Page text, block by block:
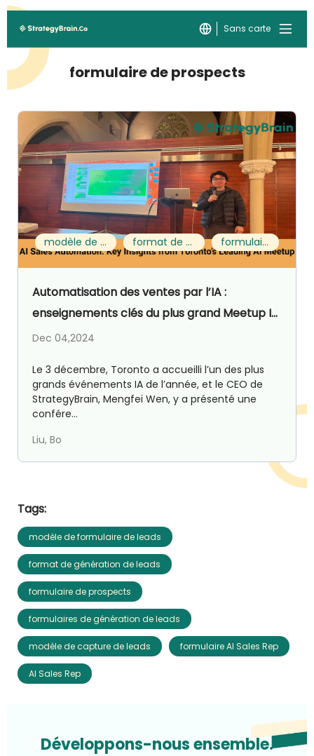
Sans carte
formulaire de prospects
modèle de formulaire de leads format de génération de leads formulaire de prospects
Automatisation des ventes par l’IA :
enseignements clés du plus grand Meetup IA
de Toronto
Dec 04,2024
Le 3 décembre, Toronto a accueilli l’un des plus
grands événements IA de l’année, et le CEO de
StrategyBrain, Mengfei Wen, y a présenté une
confére...
Liu, Bo
Tags:
modèle de formulaire de leads
format de génération de leads
formulaire de prospects
formulaires de génération de leads
modèle de capture de leads formulaire AI Sales Rep
AI Sales Rep
Développons-nous ensemble.